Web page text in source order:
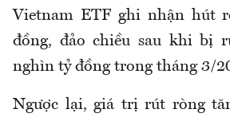
Vietnam ETF ghi nhận hút
đồng, đảo chiều sau khi bị
nghìn tỷ đồng trong tháng 3/
Ngược lại, giá trị rút ròng